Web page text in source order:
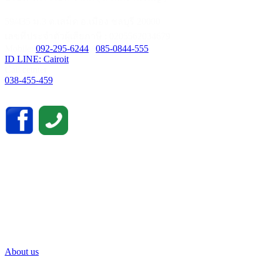
092-295-6244
085-0844-555
ID LINE: Cairoit
038-455-459
About us